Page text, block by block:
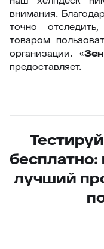
внимания.
точно
товаром
организации. «
предоставляет.
лучший